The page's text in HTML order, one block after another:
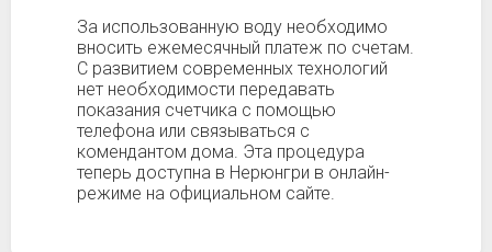
За использованную воду необходимо
вносить ежемесячный платеж по счетам.
С развитием современных технологий
нет необходимости передавать
показания счетчика с помощью
телефона или связываться с
комендантом дома. Эта процедура
теперь доступна в Нерюнгри в онлайн-
режиме на официальном сайте.